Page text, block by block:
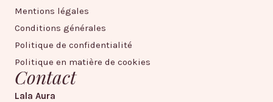
Mentions légales
Conditions générales
Politique de confidentialité
Politique en matière de cookies
Contact
Lala Aura